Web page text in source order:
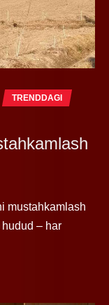
TRENDDAGI
mustahkamlash
– har